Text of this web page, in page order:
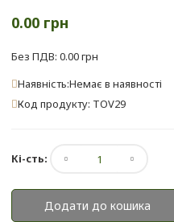
0.00 грн
Без ПДВ: 0.00 грн
Наявність:Немає в наявності
Код продукту: TOV29
Кі-сть:
Додати до кошика